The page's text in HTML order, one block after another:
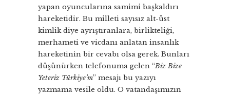
yapan oyuncularına samimi başkaldırı
hareketidir. Bu milleti sayısız alt-üst
kimlik diye ayrıştıranlara, birlikteliği,
merhameti ve vicdanı anlatan insanlık
hareketinin bir cevabı olsa gerek. Bunları
düşünürken telefonuma gelen “Biz Bize
Yeteriz Türkiye’m” mesajı bu yazıyı
yazmama vesile oldu. O vatandaşımızın